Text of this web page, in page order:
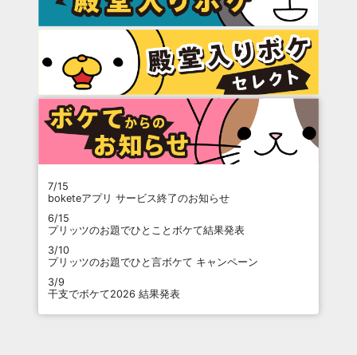
7/15
boketeアプリ サービス終了のお知らせ
6/15
プリッツのお題でひとことボケて結果発表
3/10
プリッツのお題でひと言ボケて キャンペーン
3/9
干支でボケて2026 結果発表